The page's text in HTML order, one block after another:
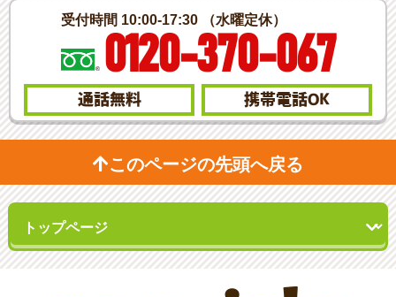
受付時間 10:00-17:30 （水曜定休）
0120-370-067
通話無料 携帯電話OK
このページの先頭へ戻る